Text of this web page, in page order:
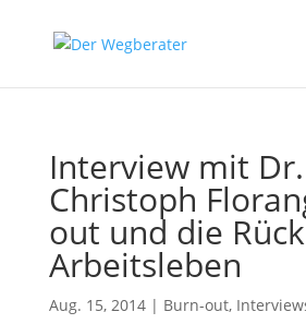
Interview mit Dr.
Christoph
out und die
Arbeitsleben
Aug. 15, 2014| Burn-out,